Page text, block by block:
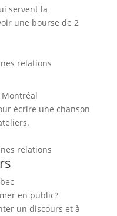
servent la
une bourse de 2
relations
Montréal
écrire une chanson
relations
en public?
un discours et à